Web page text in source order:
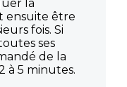
la
ensuite être
fois. Si
ses
de la
à 5 minutes.